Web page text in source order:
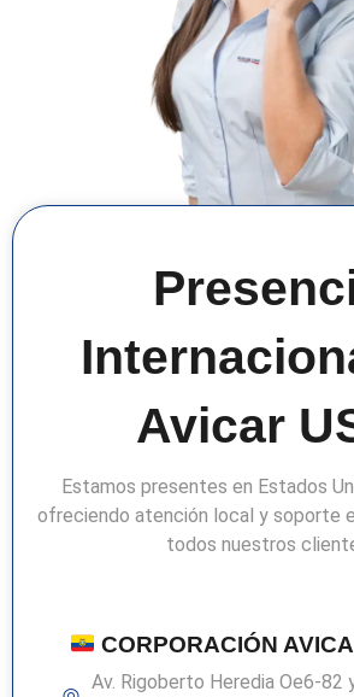
Avicar
Estamos presentes en Estados
ofreciendo atención local y soporte
todos nuestros
CORPORACIÓN
Av. Rigoberto Heredia Oe6-82